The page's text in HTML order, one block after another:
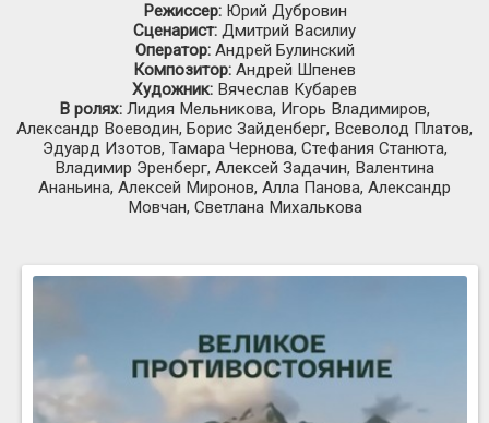
Режиссер:Юрий Дубровин
Сценарист: Дмитрий Василиу
Оператор: Андрей Булинский
Композитор: Андрей Шпенев
Художник: Вячеслав Кубарев
В ролях: Лидия Мельникова, Игорь Владимиров,
Александр Воеводин, Борис Зайденберг, Всеволод Платов,
Эдуард Изотов, Тамара Чернова, Стефания Станюта,
Владимир Эренберг, Алексей Задачин, Валентина
Ананьина, Алексей Миронов, Алла Панова, Александр
Мовчан, Светлана Михалькова